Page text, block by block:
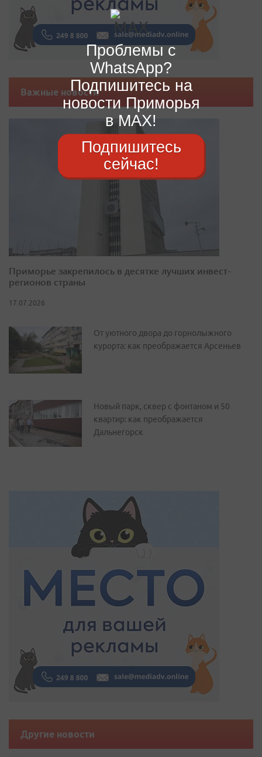
Важные новости
Приморье закрепилось в десятке лучших инвест-
регионов страны
17.07.2026
От уютного двора до горнолыжного
курорта: как преображается Арсеньев
Новый парк, сквер с фонтаном и 50
квартир: как преображается
Дальнегорск
Другие новости
Проблемы с
WhatsApp?
Подпишитесь на
новости Приморья
в MAX!
Подпишитесь
сейчас!